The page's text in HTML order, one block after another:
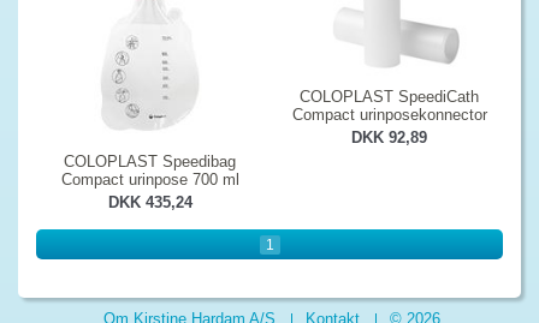
COLOPLAST Speedibag
Compact urinpose 700 ml
DKK 435,24
COLOPLAST SpeediCath
Compact urinposekonnector
DKK 92,89
1
Om Kirstine Hardam A/S Kontakt © 2026